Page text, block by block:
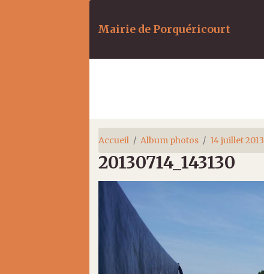
Mairie de Porquéricourt
Accueil Album photos 14 juillet 2013
20130714_143130